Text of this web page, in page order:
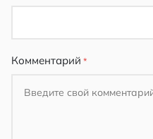
Комментарий